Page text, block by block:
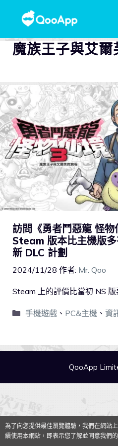
魔族王子與艾爾
訪問《勇者鬥惡龍 怪
Steam 版本比主機版
新 DLC 計劃
2024/11/28 作者: Mr. Qoo
Steam 上的評價比當初 NS
手機遊戲、 PC&主機、 資
QooApp
為了向您提供最佳瀏覽體驗，我們在網站
續使用本網站，即表示您了解並同意我們